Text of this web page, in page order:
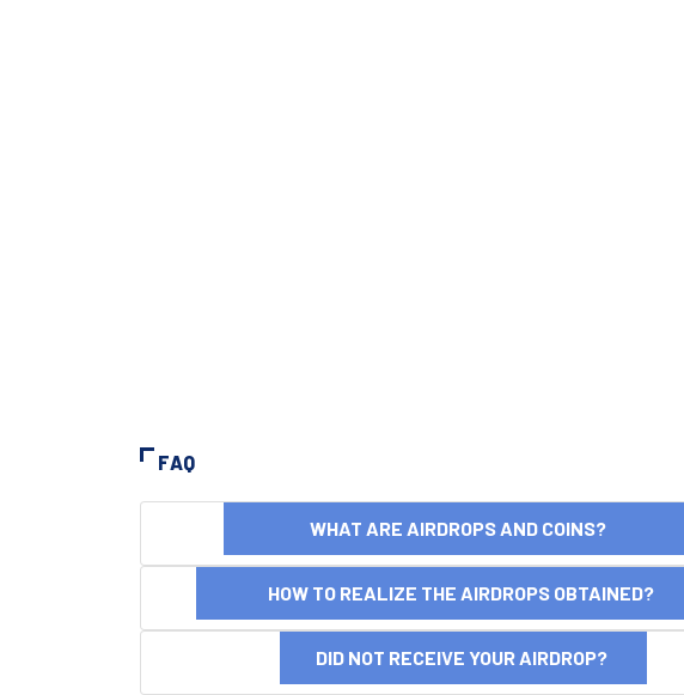
FAQ
WHAT ARE AIRDROPS AND COINS?
HOW TO REALIZE THE AIRDROPS OBTAINED?
DID NOT RECEIVE YOUR AIRDROP?